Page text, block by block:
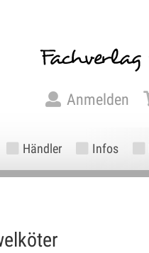
Anmelden
Händler Infos